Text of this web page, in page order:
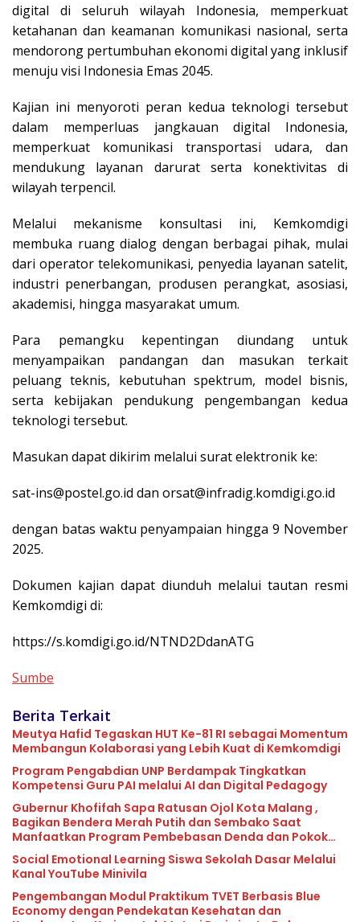
digital di seluruh wilayah Indonesia, memperkuat
ketahanan dan keamanan komunikasi nasional, serta
mendorong pertumbuhan ekonomi digital yang inklusif
menuju visi Indonesia Emas 2045.
Kajian ini menyoroti peran kedua teknologi tersebut
dalam memperluas jangkauan digital Indonesia,
memperkuat komunikasi transportasi udara, dan
mendukung layanan darurat serta konektivitas di
wilayah terpencil.
Melalui mekanisme konsultasi ini, Kemkomdigi
membuka ruang dialog dengan berbagai pihak, mulai
dari operator telekomunikasi, penyedia layanan satelit,
industri penerbangan, produsen perangkat, asosiasi,
akademisi, hingga masyarakat umum.
Para pemangku kepentingan diundang untuk
menyampaikan pandangan dan masukan terkait
peluang teknis, kebutuhan spektrum, model bisnis,
serta kebijakan pendukung pengembangan kedua
teknologi tersebut.
Masukan dapat dikirim melalui surat elektronik ke:
sat-ins@postel.go.id dan orsat@infradig.komdigi.go.id
dengan batas waktu penyampaian hingga 9 November
2025.
Dokumen kajian dapat diunduh melalui tautan resmi
Kemkomdigi di:
https://s.komdigi.go.id/NTND2DdanATG
Sumbe
Berita Terkait
Meutya Hafid Tegaskan HUT Ke-81 RI sebagai Momentum
Membangun Kolaborasi yang Lebih Kuat di Kemkomdigi
Program Pengabdian UNP Berdampak Tingkatkan
Kompetensi Guru PAI melalui AI dan Digital Pedagogy
Gubernur Khofifah Sapa Ratusan Ojol Kota Malang ,
Bagikan Bendera Merah Putih dan Sembako Saat
Manfaatkan Program Pembebasan Denda dan Pokok
Tunggakan PKB
Social Emotional Learning Siswa Sekolah Dasar Melalui
Kanal YouTube Minivila
Pengembangan Modul Praktikum TVET Berbasis Blue
Economy dengan Pendekatan Kesehatan dan